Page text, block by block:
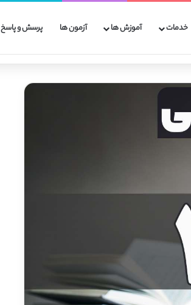
خدمات آموزش ها آزمون ها پرسش و پاسخ